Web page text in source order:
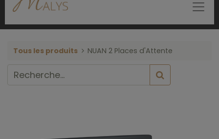
Tous les produits NUAN 2 Places d'Attente